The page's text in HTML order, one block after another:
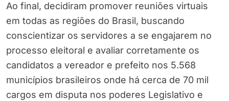
Ao final, decidiram promover reuniões virtuais
em todas as regiões do Brasil, buscando
conscientizar os servidores a se engajarem no
processo eleitoral e avaliar corretamente os
candidatos a vereador e prefeito nos 5.568
municípios brasileiros onde há cerca de 70 mil
cargos em disputa nos poderes Legislativo e